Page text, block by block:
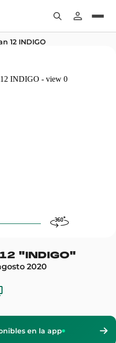
12 INDIGO
"INDIGO"
2020
en la app